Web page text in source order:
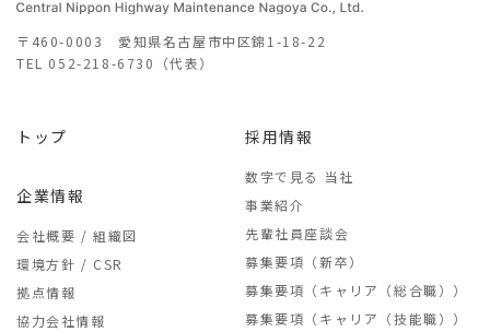
〒460-0003 愛知県名古屋市中区錦1-18-22
TEL 052-218-6730（代表）
トップ
企業情報
会社概要 / 組織図
環境方針 / CSR
拠点情報
協力会社情報
採用情報
数字で見る 当社
事業紹介
先輩社員座談会
募集要項（新卒）
募集要項（キャリア（総合職））
募集要項（キャリア（技能職））